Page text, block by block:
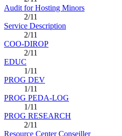
Audit for Hosting Minors
2/11
Service Description
2/11
COO-DIROP
2/11
EDUC
1/11
PROG DEV
1/11
PROG PEDA-LOG
1/11
PROG RESEARCH
2/11
Resource Center Conseiller